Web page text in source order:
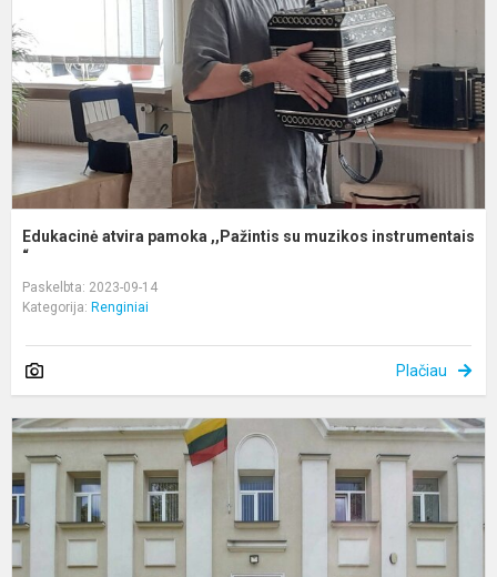
Edukacinė atvira pamoka ,,Pažintis su muzikos instrumentais
“
Paskelbta: 2023-09-14
Kategorija: Renginiai
Plačiau